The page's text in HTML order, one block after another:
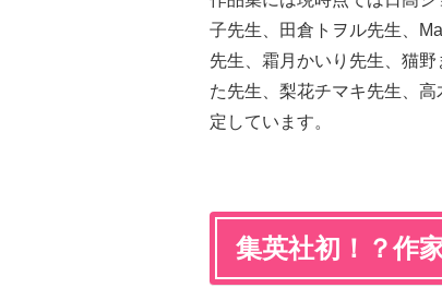
子先生、田倉トヲル先生、
先生、霜月かいり先生、猫
た先生、梨花チマキ先生、
定しています。
集英社初！？作